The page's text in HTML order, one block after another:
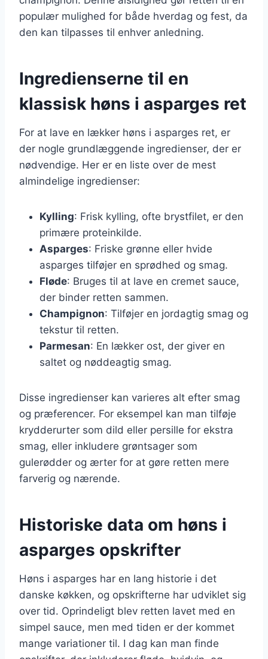
populær mulighed for både hverdag og fest, da
den kan tilpasses til enhver anledning.
Ingredienserne til en
klassisk høns i asparges ret
For at lave en lækker høns i asparges ret, er
der nogle grundlæggende ingredienser, der er
nødvendige. Her er en liste over de mest
almindelige ingredienser:
Kylling: Frisk kylling, ofte brystfilet, er den
primære proteinkilde.
Asparges: Friske grønne eller hvide
asparges tilføjer en sprødhed og smag.
Fløde: Bruges til at lave en cremet sauce,
der binder retten sammen.
Champignon: Tilføjer en jordagtig smag og
tekstur til retten.
Parmesan: En lækker ost, der giver en
saltet og nøddeagtig smag.
Disse ingredienser kan varieres alt efter smag
og præferencer. For eksempel kan man tilføje
krydderurter som dild eller persille for ekstra
smag, eller inkludere grøntsager som
gulerødder og ærter for at gøre retten mere
farverig og nærende.
Historiske data om høns i
asparges opskrifter
Høns i asparges har en lang historie i det
danske køkken, og opskrifterne har udviklet sig
over tid. Oprindeligt blev retten lavet med en
simpel sauce, men med tiden er der kommet
mange variationer til. I dag kan man finde